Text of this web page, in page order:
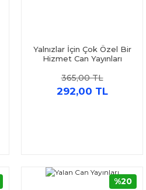
Yalnızlar İçin Çok Özel Bir
Hizmet Can Yayınları
365,00 TL
292,00 TL
%20